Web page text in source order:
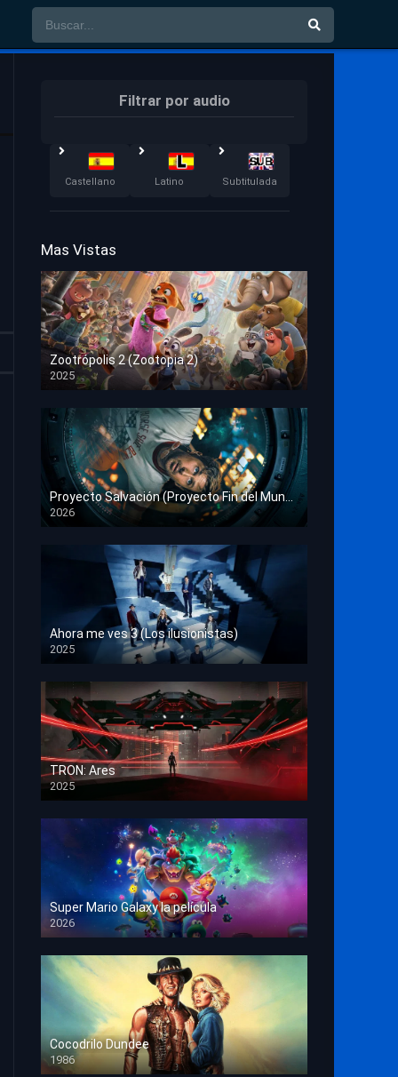
Filtrar por audio
Castellano Latino Subtitulada
Mas Vistas
Zootrópolis 2 (Zootopia 2)
2025
HD 1080p
Proyecto Salvación (Proyecto Fin del Mundo)
2026
HD 1080p
Ahora me ves 3 (Los ilusionistas)
2025
HD 1080p
TRON: Ares
2025
HD 1080p
Super Mario Galaxy la película
2026
HD 1080p
Cocodrilo Dundee
1986
HD 1080p